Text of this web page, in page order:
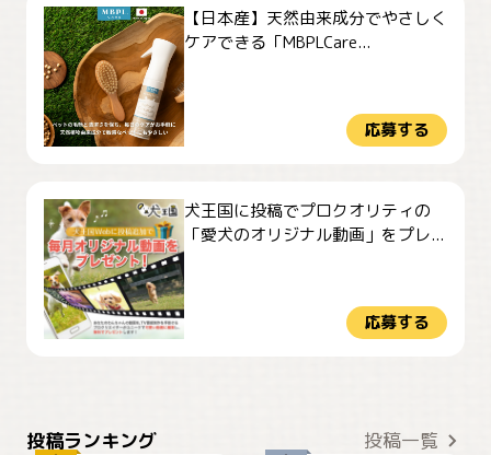
【日本産】天然由来成分でやさしく
ケアできる「MBPLCare...
応募する
犬王国に投稿でプロクオリティの
「愛犬のオリジナル動画」をプレ...
応募する
投稿ランキング 投稿一覧